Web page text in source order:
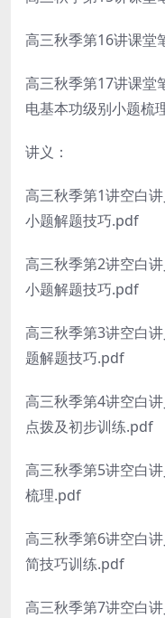
高三秋季第16讲课堂
高三秋季第17讲课堂
电基本功级别小题梳
讲义：
高三秋季第1讲空白
小题解题技巧.pdf
高三秋季第2讲空白
小题解题技巧.pdf
高三秋季第3讲空白
题解题技巧.pdf
高三秋季第4讲空白
点拨及初步训练.pdf
高三秋季第5讲空白
梳理.pdf
高三秋季第6讲空白
简技巧训练.pdf
高三秋季第7讲空白